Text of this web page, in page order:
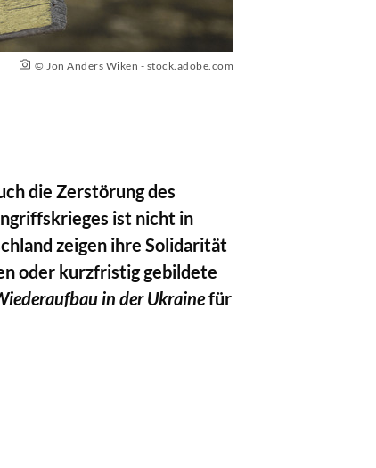
© Jon Anders Wiken - stock.adobe.com
die Zerstörung des
ist nicht in
zeigen ihre Solidarität
oder kurzfristig gebildete
in der Ukrainefür